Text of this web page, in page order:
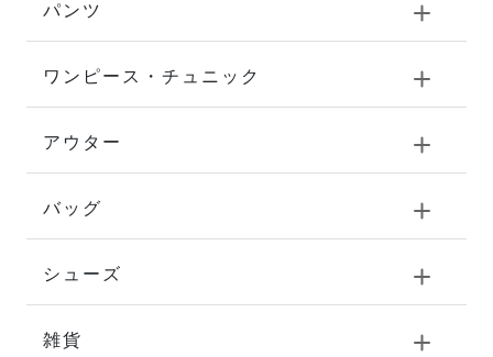
パンツ
ワンピース・チュニック
アウター
バッグ
シューズ
雑貨